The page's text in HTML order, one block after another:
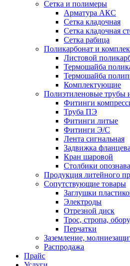
Сетка и полимеры
Арматура АКС
Сетка кладочная
Сетка кладочная
Сетка рабица
Поликарбонат и
Листовой
Термошайба
Термошайба
Комплектующие
Полиэтиленовые трубы
Фитинги
Труба ПЭ
Фитинги литые
Фитинги Э/С
Лента сигнальная
Задвижка
Кран шаровой
Столбики
Продукция литейного
Сопутствующие товары
Заглушки
Электроды
Отрезной диск
Трос, стропа,
Перчатки
Заземление,
Распродажа
Прайс